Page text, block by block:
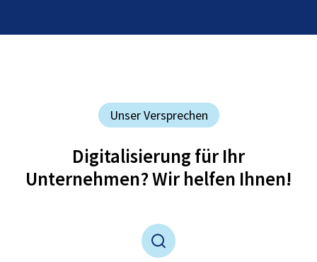
Unser Versprechen
Digitalisierung für Ihr
Unternehmen? Wir helfen Ihnen!